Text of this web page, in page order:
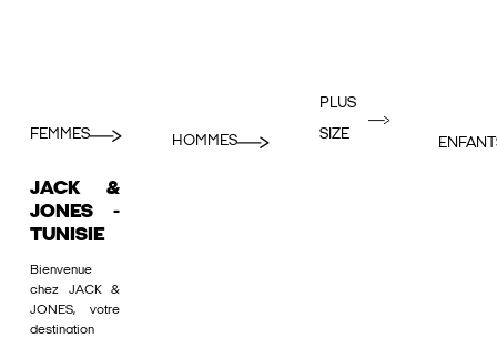
FEMMES HOMMES
PLUS
SIZE
JACK &
JONES -
TUNISIE
Bienvenue
chez JACK &
JONES, votre
destination